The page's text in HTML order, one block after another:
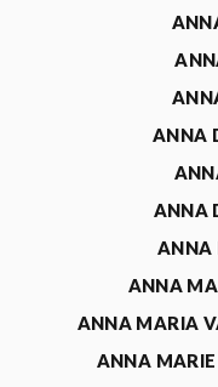
ANNA
ANNA
ANNA
ANNA
ANNA MARIA
ANNA MARIE